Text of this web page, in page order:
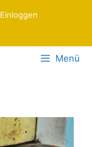
Einloggen
Menü